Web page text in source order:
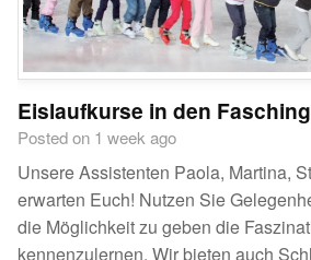
Eislaufkurse in den
Posted on 1 week ago
Unsere Assistenten Paola, Martina,
erwarten Euch! Nutzen Sie
die Möglichkeit zu geben die
kennenzulernen. Wir bieten auch